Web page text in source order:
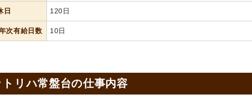
日 120日
次有給日数 10日
リハ常盤台の仕事内容